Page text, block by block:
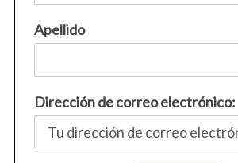
Apellido
Dirección de correo electrónico: